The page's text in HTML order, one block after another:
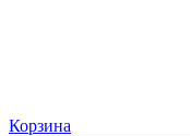
Корзина